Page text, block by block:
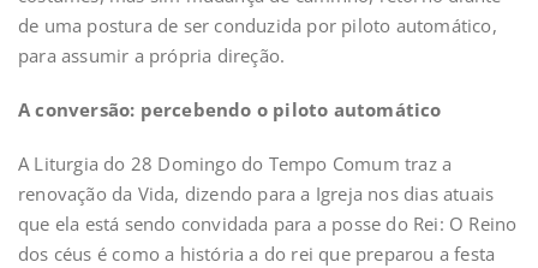
de uma postura de ser conduzida por piloto automático,
para assumir a própria direção.
A conversão: percebendo o piloto automático
A Liturgia do 28 Domingo do Tempo Comum traz a
renovação da Vida, dizendo para a Igreja nos dias atuais
que ela está sendo convidada para a posse do Rei: O Reino
dos céus é como a história a do rei que preparou a festa